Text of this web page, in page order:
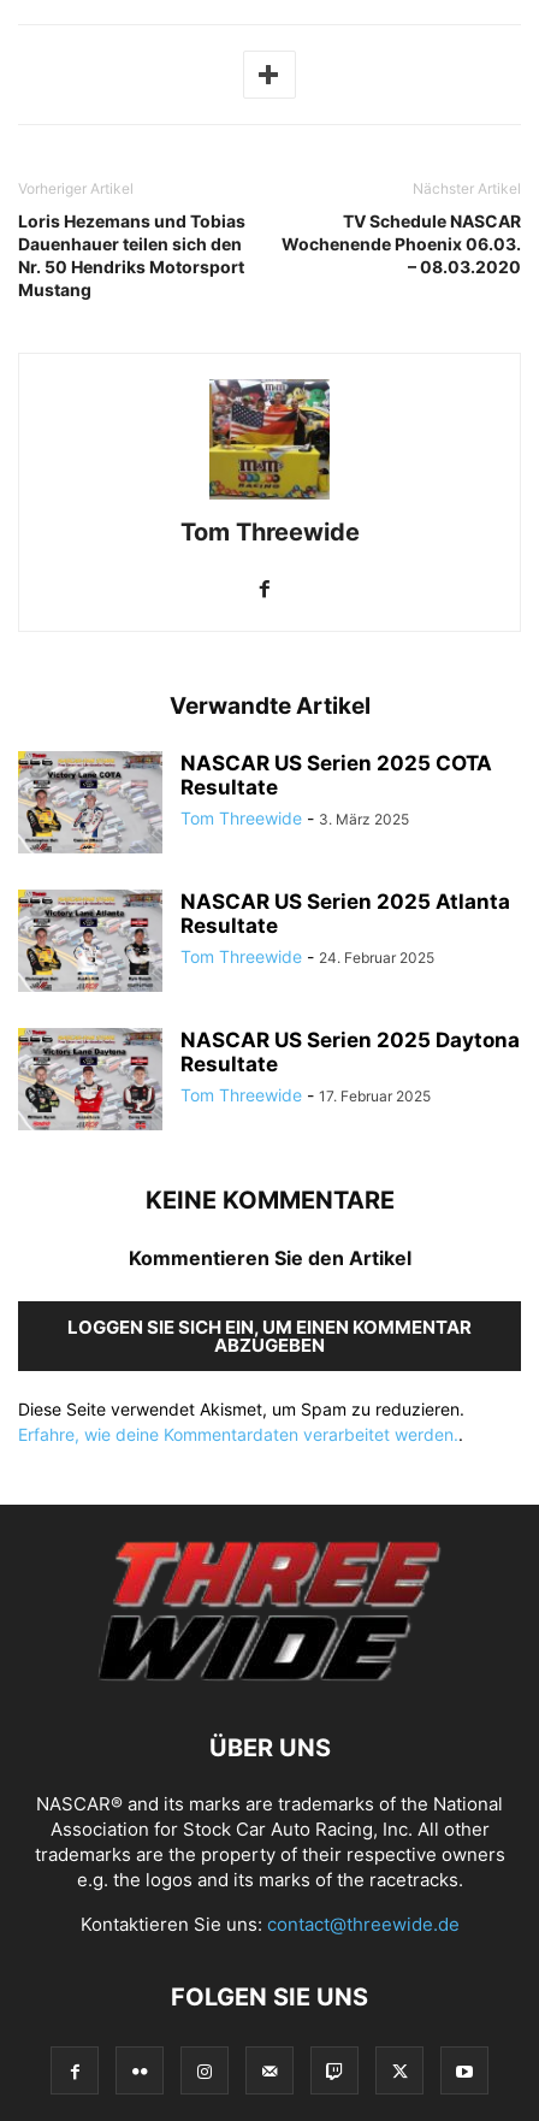
Vorheriger Artikel
Loris Hezemans und Tobias
Dauenhauer teilen sich den
Nr. 50 Hendriks Motorsport
Mustang
Nächster Artikel
TV Schedule NASCAR
Wochenende Phoenix 06.03.
– 08.03.2020
Tom Threewide
Verwandte Artikel
NASCAR US Serien 2025 COTA
Resultate
Tom Threewide - 3. März 2025
NASCAR US Serien 2025 Atlanta
Resultate
Tom Threewide - 24. Februar 2025
NASCAR US Serien 2025 Daytona
Resultate
Tom Threewide - 17. Februar 2025
KEINE KOMMENTARE
Kommentieren Sie den Artikel
LOGGEN SIE SICH EIN, UM EINEN KOMMENTAR
ABZUGEBEN
Diese Seite verwendet Akismet, um Spam zu reduzieren.
Erfahre, wie deine Kommentardaten verarbeitet werden..
ÜBER UNS
NASCAR® and its marks are trademarks of the National
Association for Stock Car Auto Racing, Inc. All other
trademarks are the property of their respective owners
e.g. the logos and its marks of the racetracks.
Kontaktieren Sie uns: contact@threewide.de
FOLGEN SIE UNS